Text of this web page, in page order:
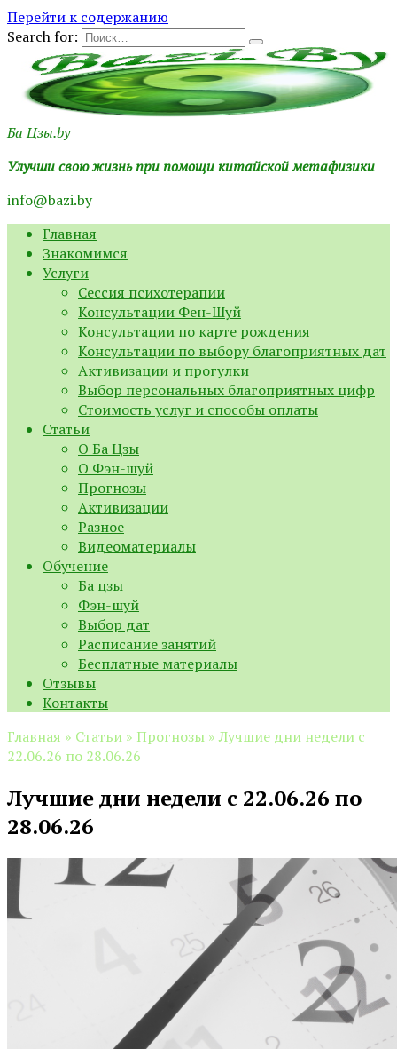
Перейти к содержанию
Search for:
Ба Цзы.by
Улучши свою жизнь при помощи китайской метафизики
info@bazi.by
Главная
Знакомимся
Услуги
Сессия психотерапии
Консультации Фен-Шуй
Консультации по карте рождения
Консультации по выбору благоприятных дат
Активизации и прогулки
Выбор персональных благоприятных цифр
Стоимость услуг и способы оплаты
Статьи
О Ба Цзы
О Фэн-шуй
Прогнозы
Активизации
Разное
Видеоматериалы
Обучение
Ба цзы
Фэн-шуй
Выбор дат
Расписание занятий
Бесплатные материалы
Отзывы
Контакты
Главная » Статьи » Прогнозы » Лучшие дни недели с
22.06.26 по 28.06.26
Лучшие дни недели с 22.06.26 по
28.06.26